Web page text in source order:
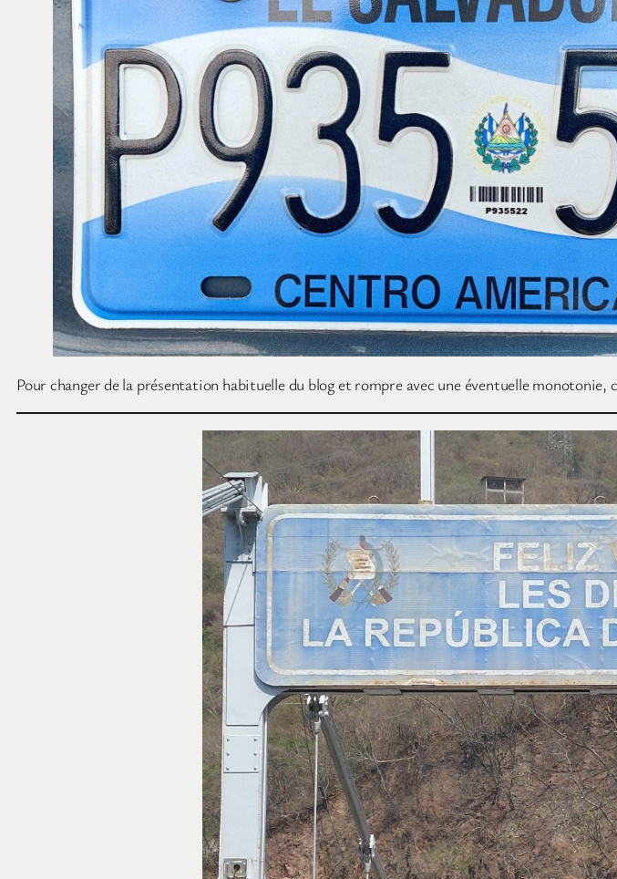
Pour changer de la présentation habituelle du blog et rompre avec une éventuelle